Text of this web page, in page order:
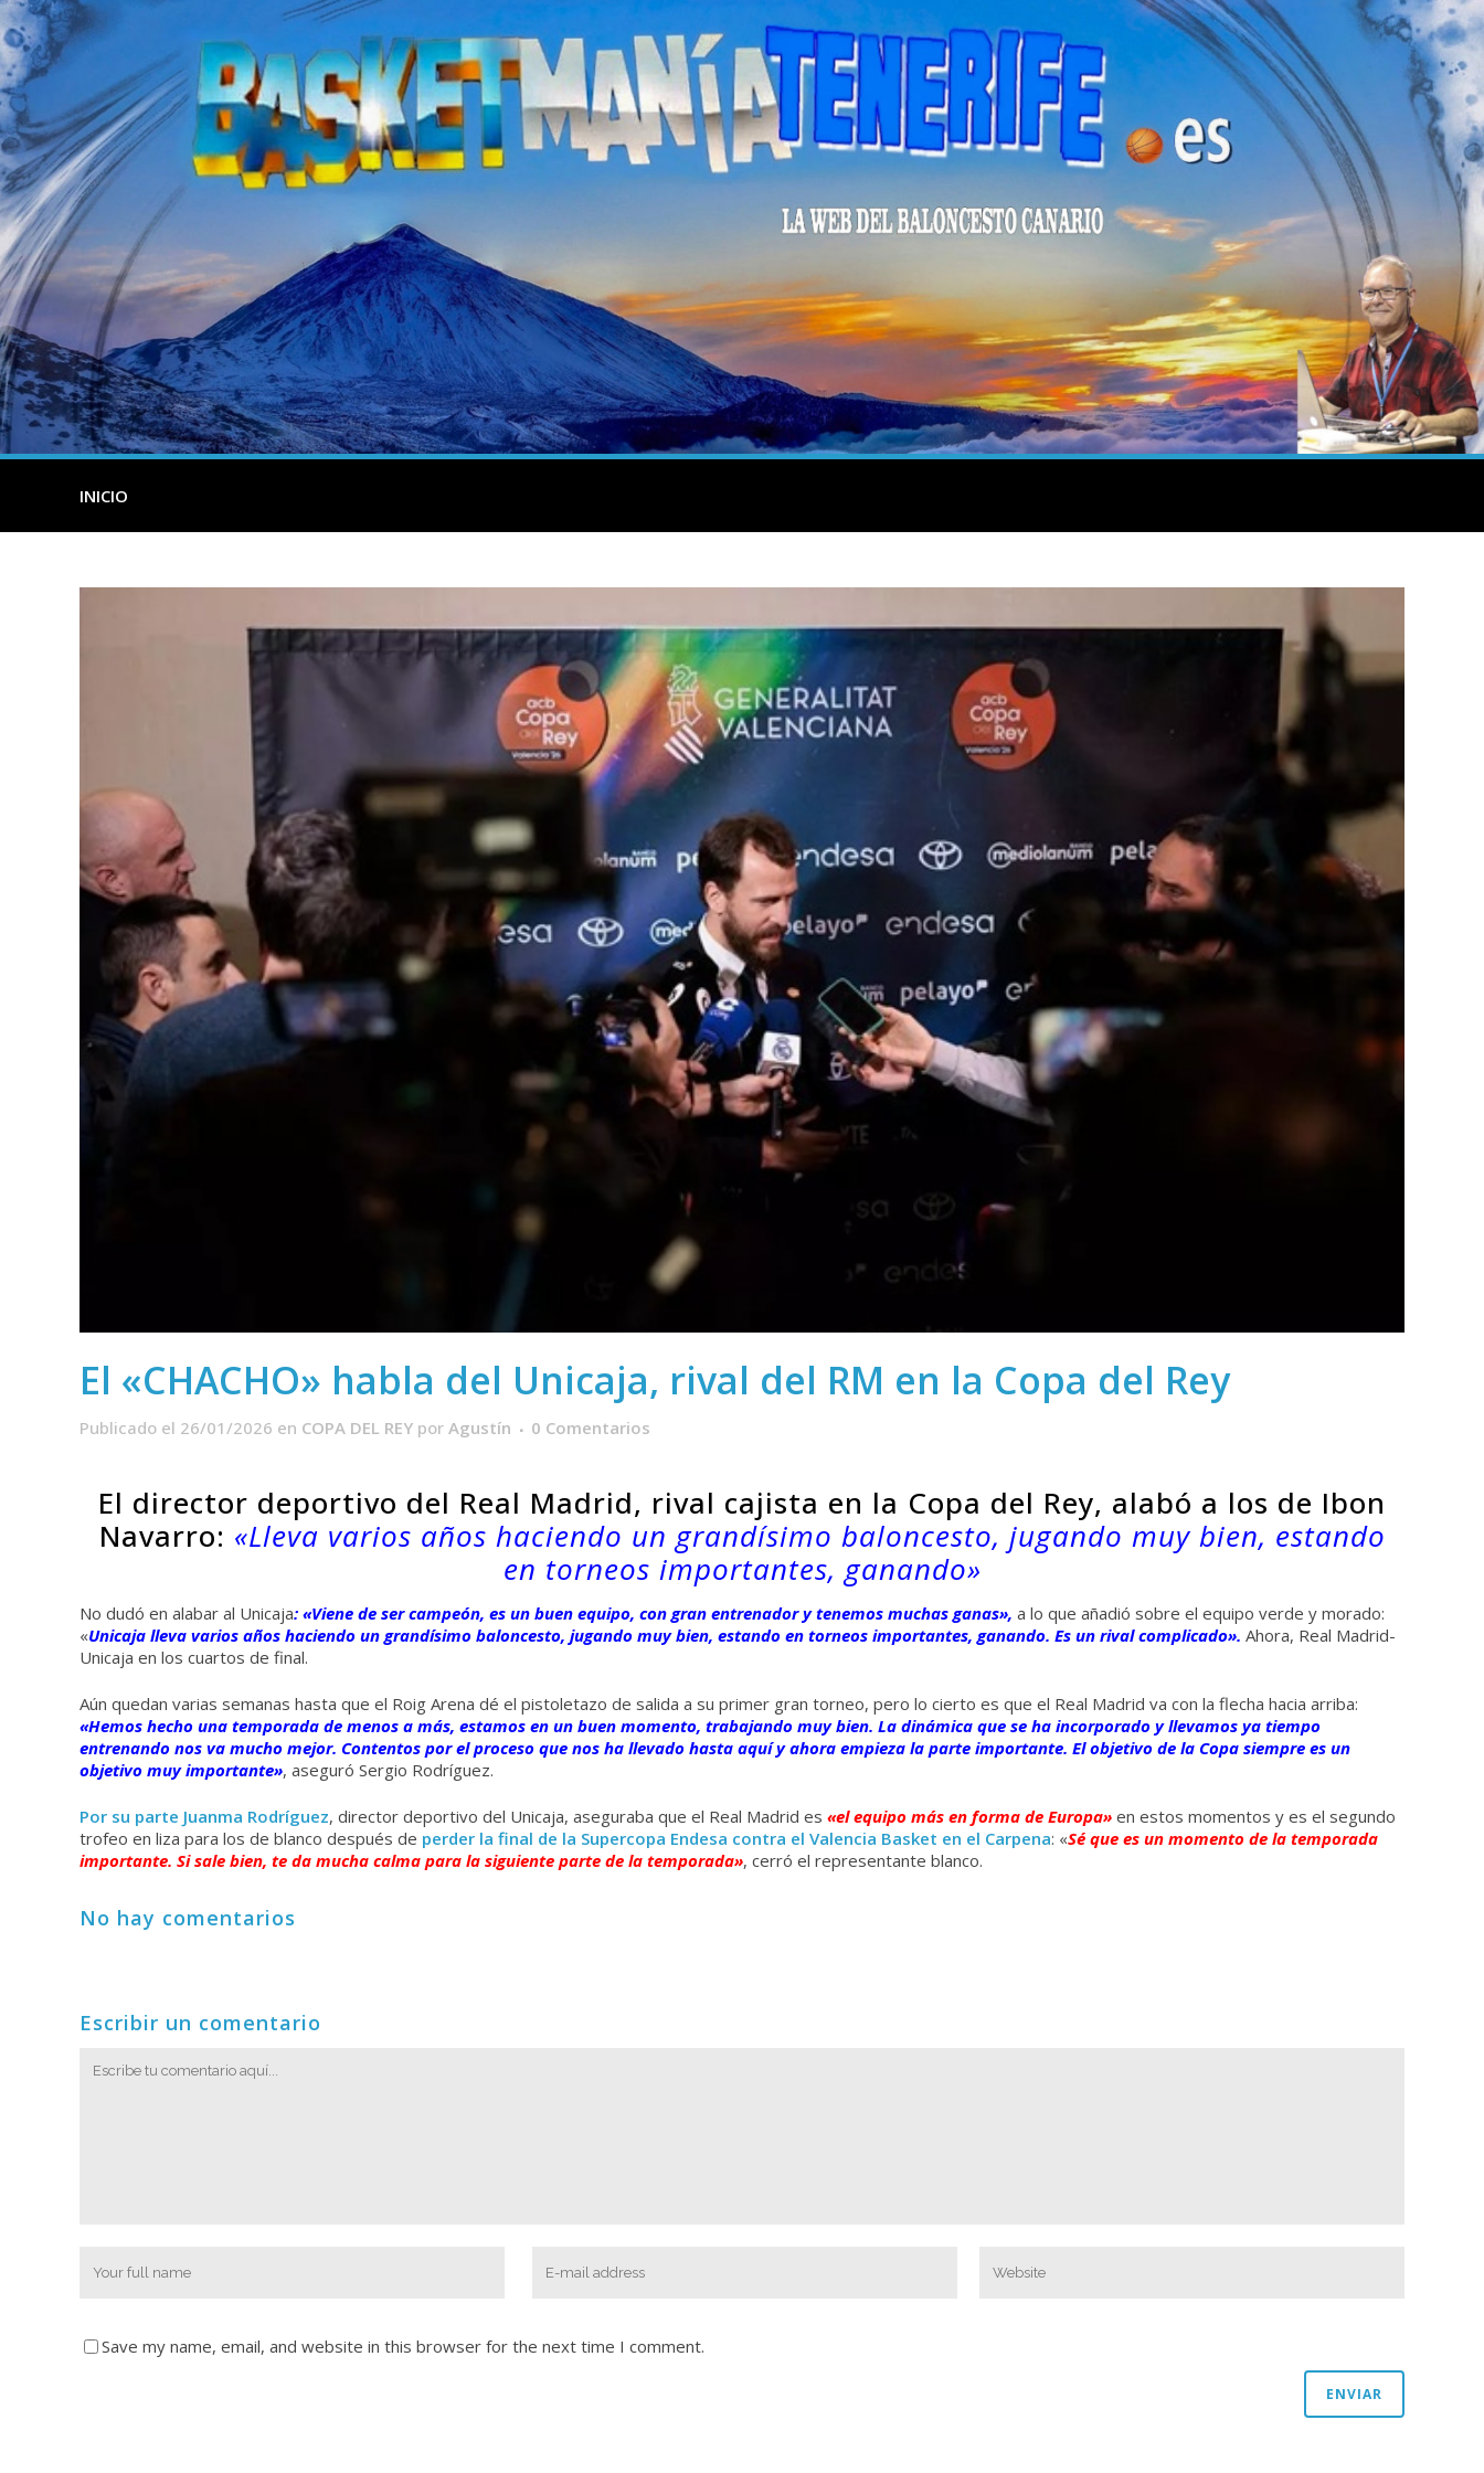
INICIO
El «CHACHO» habla del Unicaja, rival del RM en la Copa del Rey
Publicado el 26/01/2026 en COPA DEL REY por Agustín 0 Comentarios
El director deportivo del Real Madrid, rival cajista en la Copa del Rey, alabó a los de Ibon
Navarro: «Lleva varios años haciendo un grandísimo baloncesto, jugando muy bien, estando
en torneos importantes, ganando»
No dudó en alabar al Unicaja: «Viene de ser campeón, es un buen equipo, con gran entrenador y tenemos muchas ganas», a lo que añadió sobre el equipo verde y morado:
«Unicaja lleva varios años haciendo un grandísimo baloncesto, jugando muy bien, estando en torneos importantes, ganando. Es un rival complicado». Ahora, Real Madrid-
Unicaja en los cuartos de final.
Aún quedan varias semanas hasta que el Roig Arena dé el pistoletazo de salida a su primer gran torneo, pero lo cierto es que el Real Madrid va con la flecha hacia arriba:
«Hemos hecho una temporada de menos a más, estamos en un buen momento, trabajando muy bien. La dinámica que se ha incorporado y llevamos ya tiempo
entrenando nos va mucho mejor. Contentos por el proceso que nos ha llevado hasta aquí y ahora empieza la parte importante. El objetivo de la Copa siempre es un
objetivo muy importante», aseguró Sergio Rodríguez.
Por su parte Juanma Rodríguez, director deportivo del Unicaja, aseguraba que el Real Madrid es «el equipo más en forma de Europa» en estos momentos y es el segundo
trofeo en liza para los de blanco después de perder la final de la Supercopa Endesa contra el Valencia Basket en el Carpena: «Sé que es un momento de la temporada
importante. Si sale bien, te da mucha calma para la siguiente parte de la temporada», cerró el representante blanco.
No hay comentarios
Escribir un comentario
Save my name, email, and website in this browser for the next time I comment.